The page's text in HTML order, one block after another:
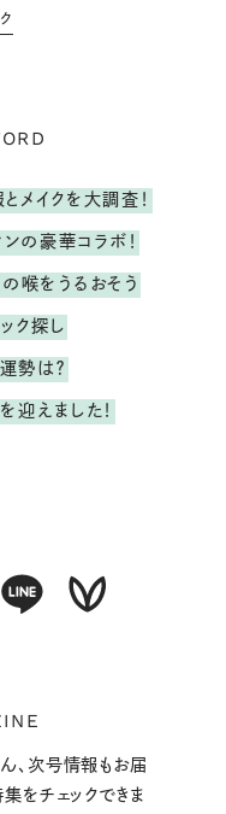
メイクを大調査！
の豪華コラボ！
喉をうるおそう
ク探し
勢は？
えました！
、次号情報もお届
をチェックできま